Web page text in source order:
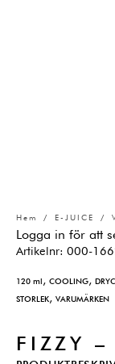
Hem / E-JUICE /
Logga in för att
Artikelnr: 000-
120 ml, COOLING,
STORLEK, VARUMÄRKEN
FIZZY –